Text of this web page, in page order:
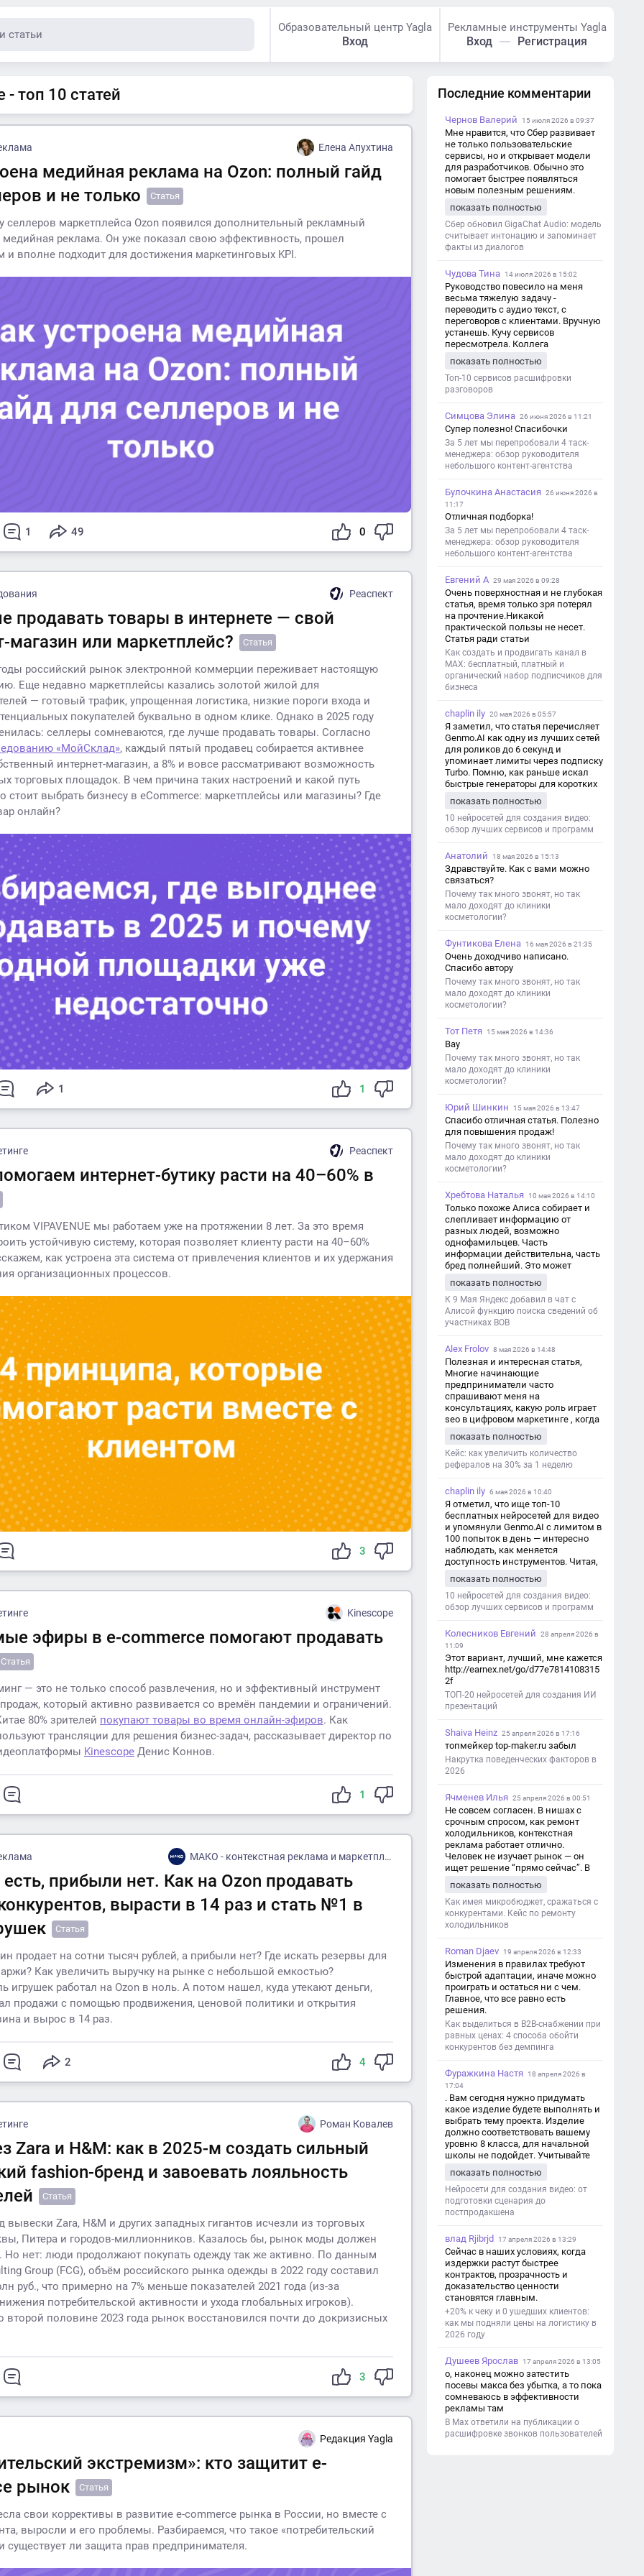
Образовательный центр Yagla
Вход
Рекламные инструменты Yagla
Вход Регистрация
- топ 10 статей
Елена Апухтина
медийная реклама на Ozon: полный гайд
и не только
Статья
селлеров маркетплейса Ozon появился дополнительный рекламный
реклама. Он уже показал свою эффективность, прошел
и вполне подходит для достижения маркетинговых KPI.
1 49 0
Реаспект
продавать товары в интернете — свой
магазин или маркетплейс?
Статья
российский рынок электронной коммерции переживает настоящую
Еще недавно маркетплейсы казались золотой жилой для
— готовый трафик, упрощенная логистика, низкие пороги входа и
покупателей буквально в одном клике. Однако в 2025 году
селлеры сомневаются, где лучше продавать товары. Согласно
«МойСклад», каждый пятый продавец собирается активнее
интернет-магазин, а 8% и вовсе рассматривают возможность
торговых площадок. В чем причина таких настроений и какой путь
стоит выбрать бизнесу в eCommerce: маркетплейсы или магазины? Где
онлайн?
1 1
Реаспект
интернет-бутику расти на 40–60% в
VIPAVENUE мы работаем уже на протяжении 8 лет. За это время
устойчивую систему, которая позволяет клиенту расти на 40–60%
как устроена эта система от привлечения клиентов и их удержания
организационных процессов.
3
Kinescope
эфиры в e-commerce помогают продавать
Статья
— это не только способ развлечения, но и эффективный инструмент
который активно развивается со времён пандемии и ограничений.
80% зрителей покупают товары во время онлайн-эфиров. Как
трансляции для решения бизнес-задач, рассказывает директор по
Kinescope Денис Коннов.
1
МАКО - контекстная реклама и маркетплейсы с оплатой за результат
прибыли нет. Как на Ozon продавать
вырасти в 14 раз и стать №1 в
Статья
продает на сотни тысяч рублей, а прибыли нет? Где искать резервы для
Как увеличить выручку на рынке с небольшой емкостью?
игрушек работал на Ozon в ноль. А потом нашел, куда утекают деньги,
продажи с помощью продвижения, ценовой политики и открытия
и вырос в 14 раз.
2 4
Роман Ковалев
Zara и H&M: как в 2025-м создать сильный
fashion-бренд и завоевать лояльность
Статья
вывески Zara, H&M и других западных гигантов исчезли из торговых
Питера и городов-миллионников. Казалось бы, рынок моды должен
Но нет: люди продолжают покупать одежду так же активно. По данным
Group (FCG), объём российского рынка одежды в 2022 году составил
руб., что примерно на 7% меньше показателей 2021 года (из-за
потребительской активности и ухода глобальных игроков).
второй половине 2023 года рынок восстановился почти до докризисных
3
Редакция Yagla
экстремизм»: кто защитит e-
рынок
Статья
свои коррективы в развитие e-commerce рынка в России, но вместе с
выросли и его проблемы. Разбираемся, что такое «потребительский
существует ли защита прав предпринимателя.
Последние комментарии
Чернов Валерий 15 июля 2026 в 09:37
Мне нравится, что Сбер развивает
не только пользовательские
сервисы, но и открывает модели
для разработчиков. Обычно это
помогает быстрее появляться
новым полезным решениям.
показать полностью
Сбер обновил GigaChat Audio: модель
считывает интонацию и запоминает
факты из диалогов
Чудова Тина 14 июля 2026 в 15:02
Руководство повесило на меня
весьма тяжелую задачу -
переводить с аудио текст, с
переговоров с клиентами. Вручную
устанешь. Кучу сервисов
пересмотрела. Коллега
хорошо переводит. Мало
редактировать по итогу. Советую.
показать полностью
Топ-10 сервисов расшифровки
разговоров
Симцова Элина 26 июня 2026 в 11:21
Супер полезно! Спасибочки
За 5 лет мы перепробовали 4 таск-
менеджера: обзор руководителя
небольшого контент-агентства
Булочкина Анастасия
26 июня 2026 в
11:17
Отличная подборка!
За 5 лет мы перепробовали 4 таск-
менеджера: обзор руководителя
небольшого контент-агентства
Евгений А 29 мая 2026 в 09:28
Очень поверхностная и не глубокая
статья, время только зря потерял
на прочтение.Никакой
практической пользы не несет.
Статья ради статьи
Как создать и продвигать канал в
MAX: бесплатный, платный и
органический набор подписчиков для
бизнеса
chaplin ily 20 мая 2026 в 05:57
Я заметил, что статья перечисляет
Genmo.AI как одну из лучших сетей
для роликов до 6 секунд и
упоминает лимиты через подписку
Turbo. Помню, как раньше искал
быстрые генераторы для коротких
такой обзор именно с акцентом на
ограничения и подпись. Image V2
показать полностью
10 нейросетей для создания видео:
обзор лучших сервисов и программ
Анатолий 18 мая 2026 в 15:13
Здравствуйте. Как с вами можно
связаться?
Почему так много звонят, но так
мало доходят до клиники
косметологии?
Фунтикова Елена 16 мая 2026 в 21:35
Очень доходчиво написано.
Спасибо автору
Почему так много звонят, но так
мало доходят до клиники
косметологии?
Тот Петя 15 мая 2026 в 14:36
Вау
Почему так много звонят, но так
мало доходят до клиники
косметологии?
Юрий Шинкин 15 мая 2026 в 13:47
Спасибо отличная статья. Полезно
для повышения продаж!
Почему так много звонят, но так
мало доходят до клиники
косметологии?
Хребтова Наталья 10 мая 2026 в 14:10
Только похоже Алиса собирает и
слепливает информацию от
разных людей, возможно
однофамильцев. Часть
информации действительна, часть
бред полнейший. Это может
дезинформации
показать полностью
К 9 Мая Яндекс добавил в чат с
Алисой функцию поиска сведений об
участниках ВОВ
Alex Frolov 8 мая 2026 в 14:48
Полезная и интересная статья,
Многие начинающие
предприниматели часто
спрашивают меня на
консультациях, какую роль играет
seo в цифровом маркетинге , когда
обсуждаем их проект:
https://aseotop.com/kakuyu-rol-igraet-
seo-v-czifrovom-marketinge/
показать полностью
Кейс: как увеличить количество
рефералов на 30% за 1 неделю
chaplin ily 6 мая 2026 в 10:40
Я отметил, что ище топ-10
бесплатных нейросетей для видео
и упомянули Genmo.AI с лимитом в
100 попыток в день — интересно
наблюдать, как меняется
доступность инструментов. Читая,
с короткими клипами в телеграм-
каналах YAGLA и Kokoc Group. Flux 2
показать полностью
10 нейросетей для создания видео:
обзор лучших сервисов и программ
Колесников Евгений
28 апреля 2026 в
11:09
Этот вариант, лучший, мне кажется
http://earnex.net/go/d77e7814108315
2f
ТОП-20 нейросетей для создания ИИ
презентаций
Shaiva Heinz 25 апреля 2026 в 17:16
топмейкер top-maker.ru забыл
Накрутка поведенческих факторов в
2026
Ячменев Илья 25 апреля 2026 в 00:51
Не совсем согласен. В нишах с
срочным спросом, как ремонт
холодильников, контекстная
реклама работает отлично.
Человек не изучает рынок — он
ищет решение “прямо сейчас”. В
и ловит самый горячий трафик,
тогда как SEO в таких задачах
просто не успевает.
показать полностью
Как имея микробюджет, сражаться с
конкурентами. Кейс по ремонту
холодильников
Roman Djaev 19 апреля 2026 в 12:33
Изменения в правилах требуют
быстрой адаптации, иначе можно
проиграть и остаться ни с чем.
Главное, что все равно есть
решения.
Как выделиться в B2B-снабжении при
равных ценах: 4 способа обойти
конкурентов без демпинга
Фуражкина Настя
18 апреля 2026 в
17:04
. Вам сегодня нужно придумать
какое изделие будете выполнять и
выбрать тему проекта. Изделие
должно соответствовать вашему
уровню 8 класса, для начальной
школы не подойдет. Учитывайте
уровня работы. Структура проекта 1.
Титульный лист - Название школы.
- Тип работы: «Проектная работа». -
Тема проекта. - Кто выполнил:
должность учителя. - Город, год. 2.
Введение - Актуальность темы
(почему это важно). - Цель и
задачи проекта. - Объект и предмет
исследования. - Методы работы. 3.
Основная часть - Теоретическая
основные понятия. - Практическая
глава: что сделано (исследование,
опрос, создание изделия и т. д.). -
Заключение - Краткие выводы по
проекту. - Достигнута ли цель. -
Практическая значимость работы.
5. Список литературы Перечень
использованных книг, статей,
сайтов. 6. Приложения (по
необходимости) Таблицы,
показать полностью
Нейросети для создания видео: от
подготовки сценария до
постпродакшена
влад Rjibrjd 17 апреля 2026 в 13:29
Сейчас в наших условиях, когда
издержки растут быстрее
контрактов, прозрачность и
доказательство ценности
становятся главным.
+20% к чеку и 0 ушедших клиентов:
как мы подняли цены на логистику в
2026 году
Душеев Ярослав 17 апреля 2026 в 13:05
о, наконец можно затестить
посевы макса без убытка, а то пока
сомневаюсь в эффективности
рекламы там
В Max ответили на публикации о
расшифровке звонков пользователей